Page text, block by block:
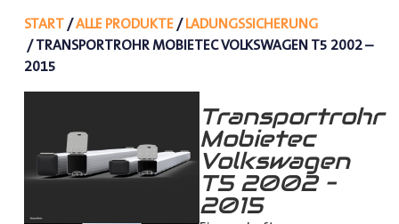
START/ALLE PRODUKTE/LADUNGSSICHERUNG
/ TRANSPORTROHR MOBIETEC VOLKSWAGEN T5 2002 –
2015
Transportrohr
Mobietec
Volkswagen
T5 2002 –
2015